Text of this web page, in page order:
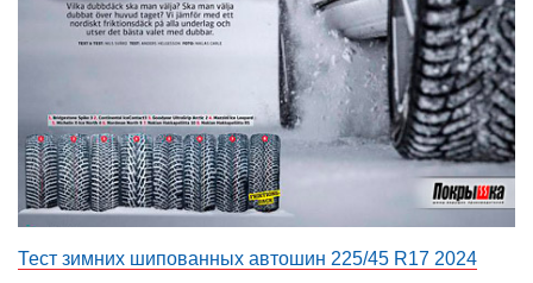
Тест зимних шипованных автошин 225/45 R17 2024